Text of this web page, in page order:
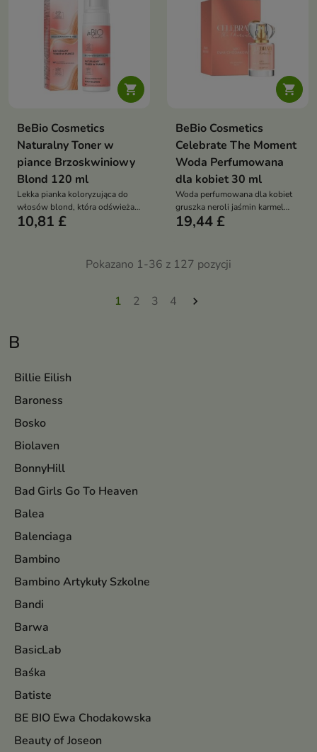
B
Billie Eilish
Baroness
Bosko
Biolaven
BonnyHill
Bad Girls Go To Heaven
Balea
Balenciaga
Bambino
Bambino Artykuły Szkolne
Bandi
Barwa
BasicLab
Baśka
Batiste
BE BIO Ewa Chodakowska
Beauty of Joseon

BeBio Cosmetics
Naturalny Toner w
piance Brzoskwiniowy
Blond 120 ml
Lekka pianka koloryzująca do
włosów blond, która odświeża
odcień i nadaje mu subtelne,
10,81 £

BeBio Cosmetics
Celebrate The Moment
Woda Perfumowana
dla kobiet 30 ml
Woda perfumowana dla kobiet
gruszka neroli jaśmin karmel
ambra radosny zmysłowy
19,44 £
Pokazano 1-36 z 127 pozycji
1 2 3 4 